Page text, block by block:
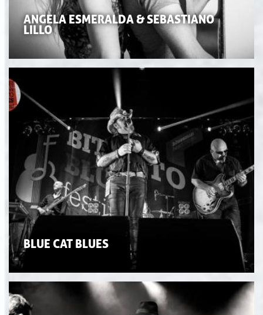
ANGELA ESMERALDA & SEBASTIANO
LILLO
BLUE CAT BLUES